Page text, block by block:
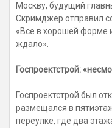
Москву, будущий
Скримджер отправил
«Все в хорошей форме
ждало».
Госпроектстрой:
Госпроектстрой был
размещался в
переулке, где два